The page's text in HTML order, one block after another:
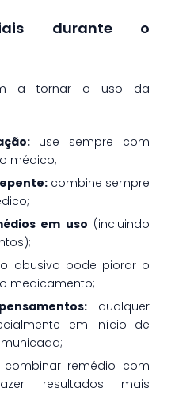
durante o
a tornar o uso da
use sempre com
médico;
combine sempre
em uso (incluindo
abusivo pode piorar o
medicamento;
qualquer
em início de
remédio com
resultados mais